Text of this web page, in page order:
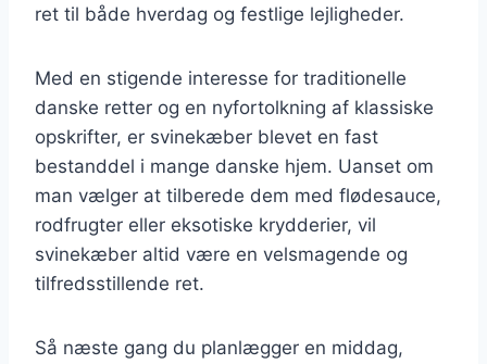
ret til både hverdag og festlige lejligheder.
Med en stigende interesse for traditionelle
danske retter og en nyfortolkning af klassiske
opskrifter, er svinekæber blevet en fast
bestanddel i mange danske hjem. Uanset om
man vælger at tilberede dem med flødesauce,
rodfrugter eller eksotiske krydderier, vil
svinekæber altid være en velsmagende og
tilfredsstillende ret.
Så næste gang du planlægger en middag,